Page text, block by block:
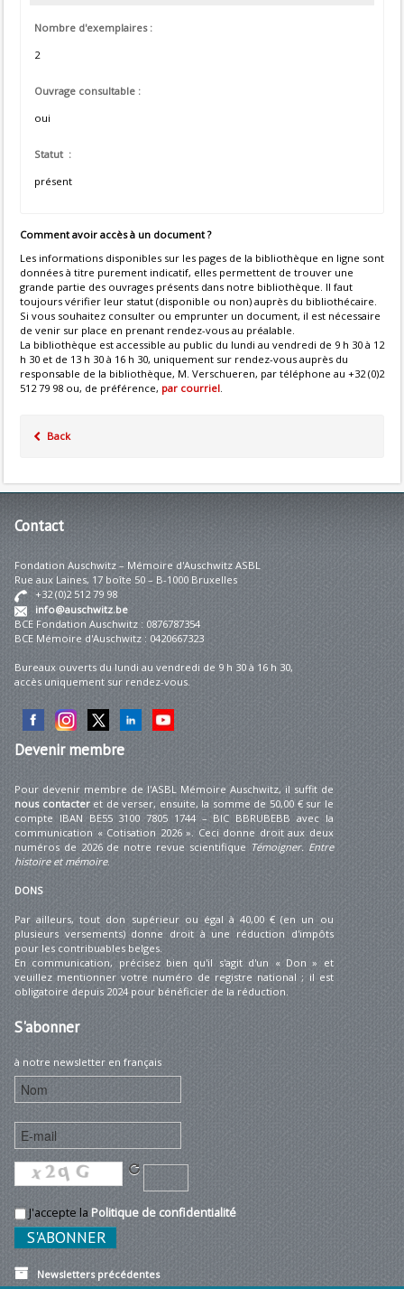
Nombre d'exemplaires :
2
Ouvrage consultable :
oui
Statut :
présent
Comment avoir accès à un document ?
Les informations disponibles sur les pages de la bibliothèque en ligne sont
données à titre purement indicatif, elles permettent de trouver une
grande partie des ouvrages présents dans notre bibliothèque. Il faut
toujours vérifier leur statut (disponible ou non) auprès du bibliothécaire.
Si vous souhaitez consulter ou emprunter un document, il est nécessaire
de venir sur place en prenant rendez-vous au préalable.
La bibliothèque est accessible au public du lundi au vendredi de 9 h 30 à 12
h 30 et de 13 h 30 à 16 h 30, uniquement sur rendez-vous auprès du
responsable de la bibliothèque, M. Verschueren, par téléphone au +32 (0)2
512 79 98 ou, de préférence, par courriel.
Back
Contact
Fondation Auschwitz – Mémoire d'Auschwitz ASBL
Rue aux Laines, 17 boîte 50 – B-1000 Bruxelles
+32 (0)2 512 79 98
info@auschwitz.be
BCE Fondation Auschwitz : 0876787354
BCE Mémoire d'Auschwitz : 0420667323
Bureaux ouverts du lundi au vendredi de 9 h 30 à 16 h 30,
accès uniquement sur rendez-vous.
Devenirmembre
Pour devenir membre de l'ASBL Mémoire Auschwitz, il suffit de
nous contacteret de verser, ensuite, la somme de 50,00 € sur le
compte IBAN BE55 3100 7805 1744 – BIC BBRUBEBB avec la
communication « Cotisation 2026 ». Ceci donne droit aux deux
numéros de 2026 de notre revue scientifique Témoigner. Entre
histoire et mémoire.
DONS
Par ailleurs, tout don supérieur ou égal à 40,00 € (en un ou
plusieurs versements) donne droit à une réduction d'impôts
pour les contribuables belges.
En communication, précisez bien qu'il s'agit d'un « Don » et
veuillez mentionner votre numéro de registre national ; il est
obligatoire depuis 2024 pour bénéficier de la réduction.
S'abonner
à notre newsletter en français
J'accepte la Politique de confidentialité
Newsletters précédentes